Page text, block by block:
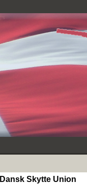
Skytte Union